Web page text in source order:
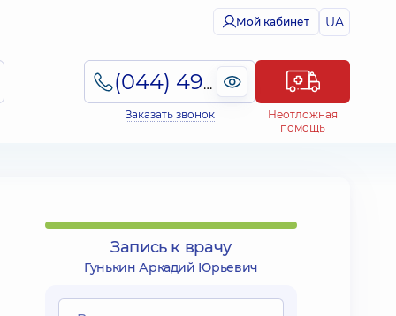
Мой кабинет UA
(044) 495-2-888
Заказать звонок
Неотложная
помощь
Запись к врачу
Гунькин Аркадий Юрьевич